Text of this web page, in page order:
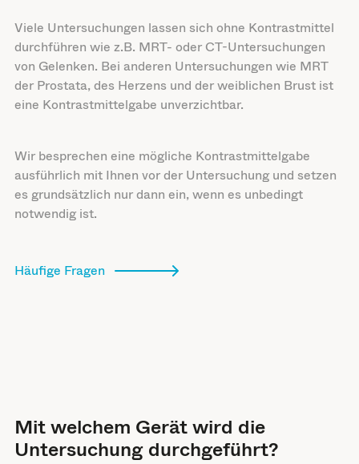
Viele Untersuchungen lassen sich ohne Kontrastmittel
durchführen wie z.B. MRT- oder CT-Untersuchungen
von Gelenken. Bei anderen Untersuchungen wie MRT
der Prostata, des Herzens und der weiblichen Brust ist
eine Kontrastmittelgabe unverzichtbar.
Wir besprechen eine mögliche Kontrastmittelgabe
ausführlich mit Ihnen vor der Untersuchung und setzen
es grundsätzlich nur dann ein, wenn es unbedingt
notwendig ist.
Häufige Fragen
Mit welchem Gerät wird die
Untersuchung durchgeführt?